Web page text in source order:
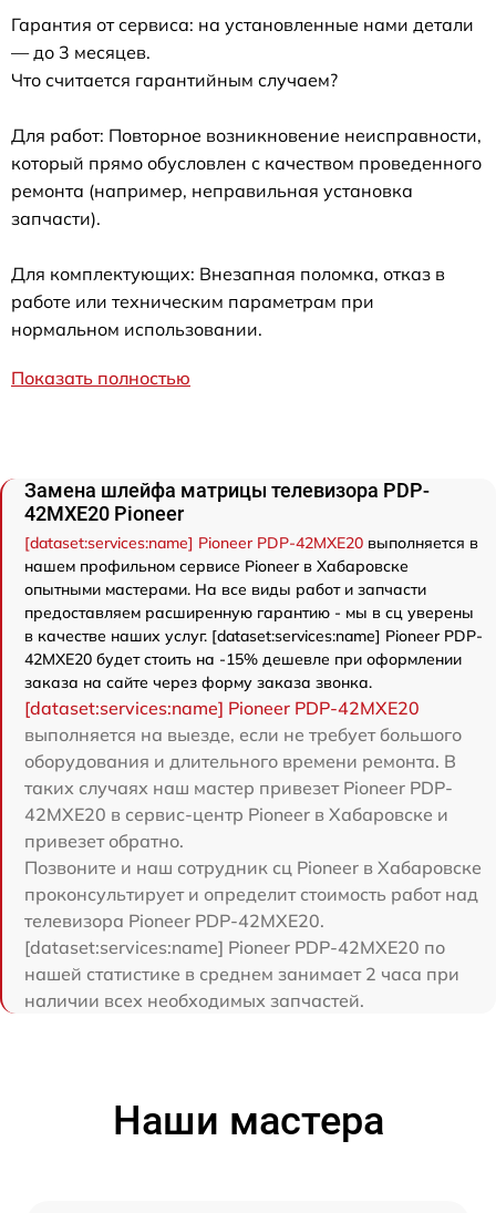
Гарантия от сервиса: на установленные нами детали
— до 3 месяцев.
Что считается гарантийным случаем?
Для работ: Повторное возникновение неисправности,
который прямо обусловлен с качеством проведенного
ремонта (например, неправильная установка
запчасти).
Для комплектующих: Внезапная поломка, отказ в
работе или техническим параметрам при
нормальном использовании.
Показать полностью
Замена шлейфа матрицы телевизора PDP-
42MXE20 Pioneer
[dataset:services:name] Pioneer PDP-42MXE20 выполняется в
нашем профильном сервисе Pioneer в Хабаровске
опытными мастерами. На все виды работ и запчасти
предоставляем расширенную гарантию - мы в сц уверены
в качестве наших услуг. [dataset:services:name] Pioneer PDP-
42MXE20 будет стоить на -15% дешевле при оформлении
заказа на сайте через форму заказа звонка.
[dataset:services:name] Pioneer PDP-42MXE20
выполняется на выезде, если не требует большого
оборудования и длительного времени ремонта. В
таких случаях наш мастер привезет Pioneer PDP-
42MXE20 в сервис-центр Pioneer в Хабаровске и
привезет обратно.
Позвоните и наш сотрудник сц Pioneer в Хабаровске
проконсультирует и определит стоимость работ над
телевизора Pioneer PDP-42MXE20.
[dataset:services:name] Pioneer PDP-42MXE20 по
нашей статистике в среднем занимает 2 часа при
наличии всех необходимых запчастей.
Наши мастера